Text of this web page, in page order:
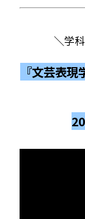
＼学
『文芸表